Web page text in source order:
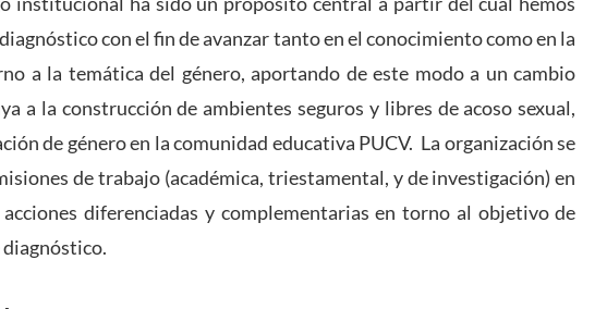
con el fin de avanzar tanto en el conocimiento como en la
a la temática del género, aportando de este modo a un cambio
a la construcción de ambientes seguros y libres de acoso sexual,
de género en la comunidad educativa PUCV. La organización se
de trabajo (académica, triestamental, y de investigación) en
diferenciadas y complementarias en torno al objetivo de